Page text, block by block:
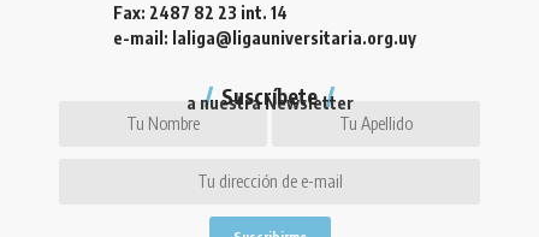
Fax: 2487 82 23 int. 14
e-mail: laliga@ligauniversitaria.org.uy
Suscríbete
a nuestra Newsletter